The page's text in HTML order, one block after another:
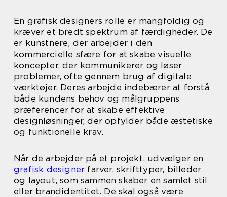
En grafisk designers rolle er mangfoldig og
kræver et bredt spektrum af færdigheder. De
er kunstnere, der arbejder i den
kommercielle sfære for at skabe visuelle
koncepter, der kommunikerer og løser
problemer, ofte gennem brug af digitale
værktøjer. Deres arbejde indebærer at forstå
både kundens behov og målgruppens
præferencer for at skabe effektive
designløsninger, der opfylder både æstetiske
og funktionelle krav.
Når de arbejder på et projekt, udvælger en
grafisk designer farver, skrifttyper, billeder
og layout, som sammen skaber en samlet stil
eller brandidentitet. De skal også være